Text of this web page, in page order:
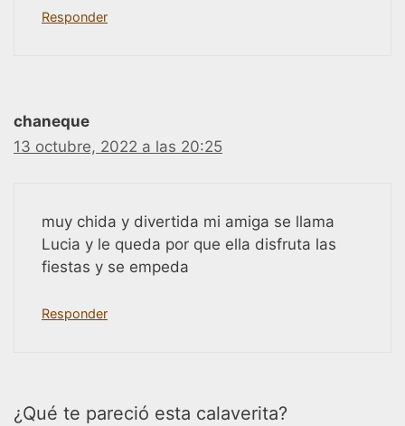
Responder
chaneque
13 octubre, 2022 a las 20:25
muy chida y divertida mi amiga se llama
Lucia y le queda por que ella disfruta las
fiestas y se empeda
Responder
¿Qué te pareció esta calaverita?